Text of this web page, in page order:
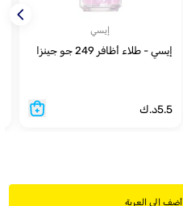
أضف إلى العربة
إيسي
إيسي - طلاء أظافر 249 جو جينزا
5.5د.ك